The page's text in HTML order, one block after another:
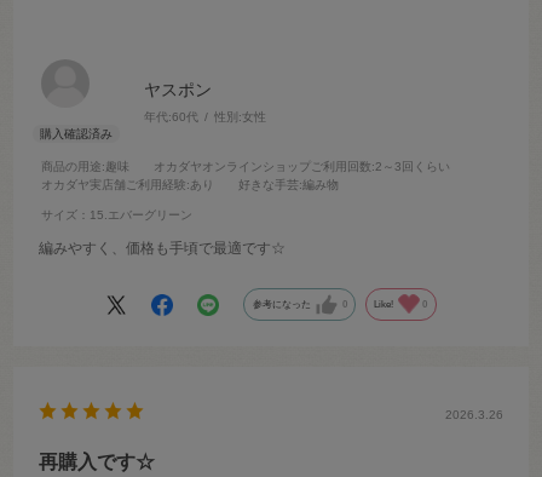
ヤスポン
年代:60代 性別:女性
商品の用途:趣味 オカダヤオンラインショップご利用回数:2～3回くらい
オカダヤ実店舗ご利用経験:あり 好きな手芸:編み物
サイズ：15.エバーグリーン
編みやすく、価格も手頃で最適です☆
参考になった 0 Like! 0
2026.3.26
再購入です☆